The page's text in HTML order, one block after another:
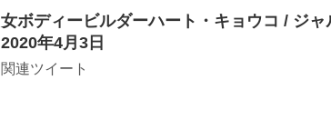
女ボディービルダーハート・キョウコ / ジ
2020年4月3日
関連ツイート